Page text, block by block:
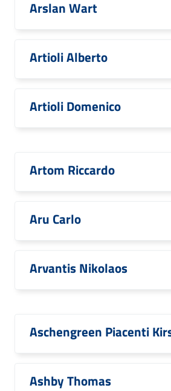
Arslan Wart
Artioli Alberto
Artioli Domenico
Artom Riccardo
Aru Carlo
Arvantis Nikolaos
Aschengreen Piacenti
Ashby Thomas